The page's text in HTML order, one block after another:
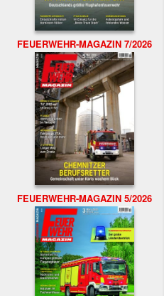
FEUERWEHR-MAGAZIN 7/2026
FEUERWEHR-MAGAZIN 5/2026